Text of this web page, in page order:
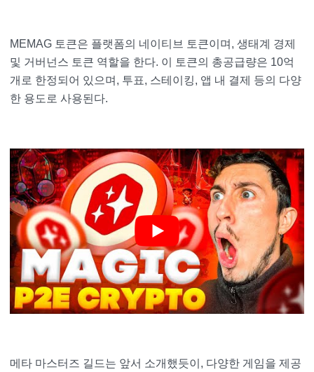
MEMAG 토큰은 플랫폼의 네이티브 토큰이며, 생태계 경제
및 거버넌스 토큰 역할을 한다. 이 토큰의 총공급량은 10억
개로 한정되어 있으며, 투표, 스테이킹, 앱 내 결제 등의 다양
한 용도로 사용된다.
메타 마스터즈 길드는 앞서 소개했듯이, 다양한 게임을 제공